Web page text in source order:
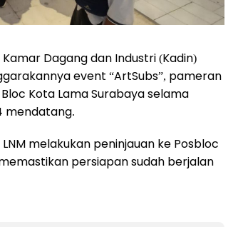
Dagang dan Industri (Kadin)
event “ArtSubs”, pameran
Kota Lama Surabaya selama
mendatang.
melakukan peninjauan ke Posbloc
persiapan sudah berjalan